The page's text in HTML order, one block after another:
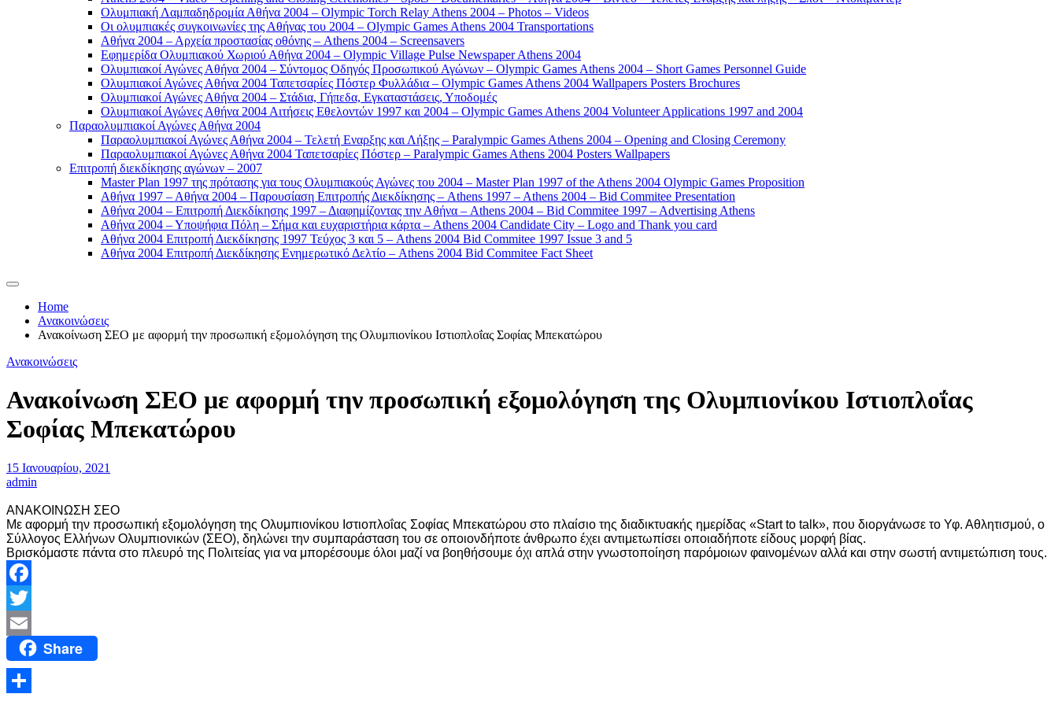
Ολυμπιακή Λαμπαδηδρομία Αθήνα 2004 – Olympic Torch Relay Athens 2004 – Photos – Videos
Οι ολυμπιακές συγκοινωνίες της Αθήνας του 2004 – Olympic Games Athens 2004 Transportations
Αθήνα 2004 – Αρχεία προστασίας οθόνης – Athens 2004 – Screensavers
Εφημερίδα Ολυμπιακού Χωριού Αθήνα 2004 – Olympic Village Pulse Newspaper Athens 2004
Ολυμπιακοί Αγώνες Αθήνα 2004 – Σύντομος Οδηγός Προσωπικού Αγώνων – Olympic Games Athens 2004 – Short Games Personnel Guide
Ολυμπιακοί Αγώνες Αθήνα 2004 Ταπετσαρίες Πόστερ Φυλλάδια – Olympic Games Athens 2004 Wallpapers Posters Brochures
Ολυμπιακοί Αγώνες Αθήνα 2004 – Στάδια, Γήπεδα, Εγκαταστάσεις, Υποδομές
Ολυμπιακοί Αγώνες Αθήνα 2004 Αιτήσεις Εθελοντών 1997 και 2004 – Olympic Games Athens 2004 Volunteer Applications 1997 and 2004
Παραολυμπιακοί Αγώνες Αθήνα 2004
Παραολυμπιακοί Αγώνες Αθήνα 2004 – Τελετή Εναρξης και Λήξης – Paralympic Games Athens 2004 – Opening and Closing Ceremony
Παραολυμπιακοί Αγώνες Αθήνα 2004 Ταπετσαρίες Πόστερ – Paralympic Games Athens 2004 Posters Wallpapers
Επιτροπή διεκδίκησης αγώνων – 2007
Master Plan 1997 της πρότασης για τους Ολυμπιακούς Αγώνες του 2004 – Master Plan 1997 of the Athens 2004 Olympic Games Proposition
Αθήνα 1997 – Αθήνα 2004 – Παρουσίαση Επιτροπής Διεκδίκησης – Athens 1997 – Athens 2004 – Bid Commitee Presentation
Αθήνα 2004 – Επιτροπή Διεκδίκησης 1997 – Διαφημίζοντας την Αθήνα – Athens 2004 – Bid Commitee 1997 – Advertising Athens
Αθήνα 2004 – Υποψήφια Πόλη – Σήμα και ευχαριστήρια κάρτα – Athens 2004 Candidate City – Logo and Thank you card
Αθήνα 2004 Επιτροπή Διεκδίκησης 1997 Τεύχος 3 και 5 – Athens 2004 Bid Commitee 1997 Issue 3 and 5
Αθήνα 2004 Επιτροπή Διεκδίκησης Ενημερωτικό Δελτίο – Athens 2004 Bid Commitee Fact Sheet
Home
Ανακοινώσεις
Ανακοίνωση ΣΕΟ με αφορμή την προσωπική εξομολόγηση της Ολυμπιονίκου Ιστιοπλοΐας Σοφίας Μπεκατώρου
Ανακοινώσεις
Ανακοίνωση ΣΕΟ με αφορμή την προσωπική εξομολόγηση της Ολυμπιονίκου Ιστιοπλοΐας
Σοφίας Μπεκατώρου
15 Ιανουαρίου, 2021
admin
ΑΝΑΚΟΙΝΩΣΗ ΣΕΟ
Με αφορμή την προσωπική εξομολόγηση της Ολυμπιονίκου Ιστιοπλοΐας Σοφίας Μπεκατώρου στο πλαίσιο της διαδικτυακής ημερίδας «Start to talk», που διοργάνωσε το Υφ. Αθλητισμού, ο
Σύλλογος Ελλήνων Ολυμπιονικών (ΣΕΟ), δηλώνει την συμπαράσταση του σε οποιονδήποτε άνθρωπο έχει αντιμετωπίσει οποιαδήποτε είδους μορφή βίας.
Βρισκόμαστε πάντα στο πλευρό της Πολιτείας για να μπορέσουμε όλοι μαζί να βοηθήσουμε όχι απλά στην γνωστοποίηση παρόμοιων φαινομένων αλλά και στην σωστή αντιμετώπιση τους.
Facebook
Twitter
Email Share